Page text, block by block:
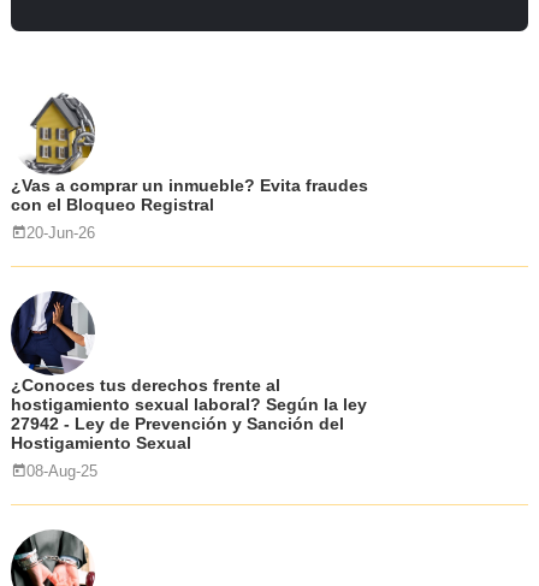
¿Vas a comprar un inmueble? Evita fraudes
con el Bloqueo Registral
20-Jun-26
¿Conoces tus derechos frente al
hostigamiento sexual laboral? Según la ley
27942 - Ley de Prevención y Sanción del
Hostigamiento Sexual
08-Aug-25